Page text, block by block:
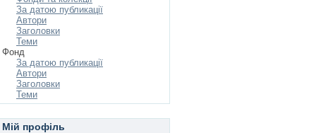
За датою публикації
Автори
Заголовки
Теми
Фонд
За датою публикації
Автори
Заголовки
Теми
Мій профіль